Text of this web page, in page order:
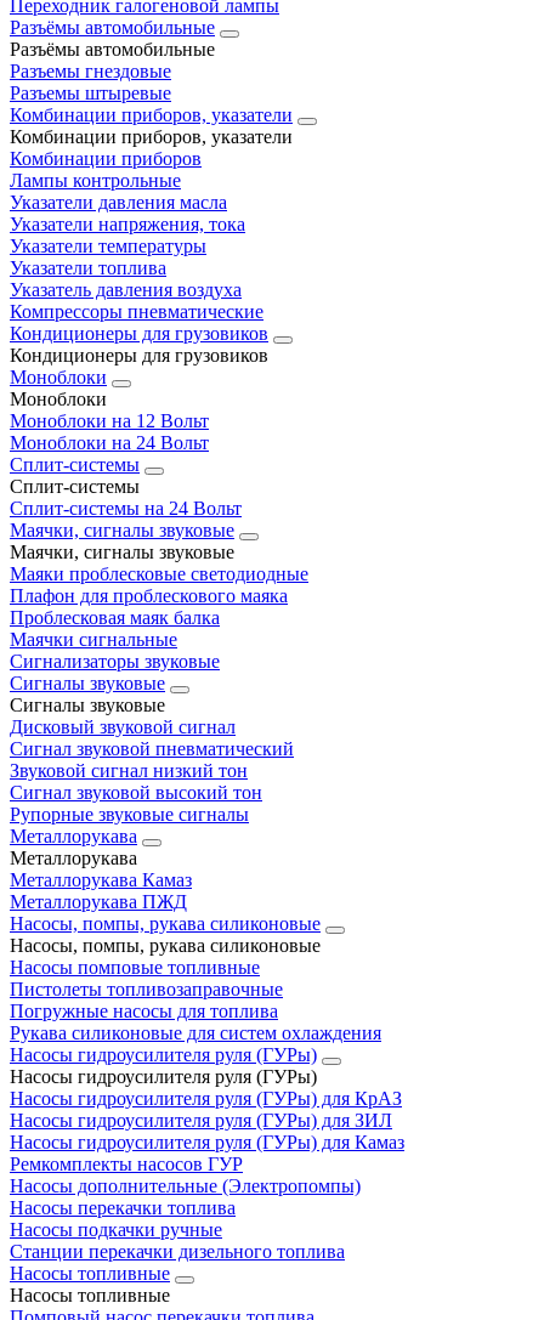
Переходник галогеновой лампы
Разъёмы автомобильные
Разъёмы автомобильные
Разъемы гнездовые
Разъемы штыревые
Комбинации приборов, указатели
Комбинации приборов, указатели
Комбинации приборов
Лампы контрольные
Указатели давления масла
Указатели напряжения, тока
Указатели температуры
Указатели топлива
Указатель давления воздуха
Компрессоры пневматические
Кондиционеры для грузовиков
Кондиционеры для грузовиков
Моноблоки
Моноблоки
Моноблоки на 12 Вольт
Моноблоки на 24 Вольт
Сплит-системы
Сплит-системы
Сплит‑системы на 24 Вольт
Маячки, сигналы звуковые
Маячки, сигналы звуковые
Маяки проблесковые светодиодные
Плафон для проблескового маяка
Проблесковая маяк балка
Маячки сигнальные
Сигнализаторы звуковые
Сигналы звуковые
Сигналы звуковые
Дисковый звуковой сигнал
Сигнал звуковой пневматический
Звуковой сигнал низкий тон
Сигнал звуковой высокий тон
Рупорные звуковые сигналы
Металлорукава
Металлорукава
Металлорукава Камаз
Металлорукава ПЖД
Насосы, помпы, рукава силиконовые
Насосы, помпы, рукава силиконовые
Насосы помповые топливные
Пистолеты топливозаправочные
Погружные насосы для топлива
Рукава силиконовые для систем охлаждения
Насосы гидроусилителя руля (ГУРы)
Насосы гидроусилителя руля (ГУРы)
Насосы гидроусилителя руля (ГУРы) для КрАЗ
Насосы гидроусилителя руля (ГУРы) для ЗИЛ
Насосы гидроусилителя руля (ГУРы) для Камаз
Ремкомплекты насосов ГУР
Насосы дополнительные (Электропомпы)
Насосы перекачки топлива
Насосы подкачки ручные
Станции перекачки дизельного топлива
Насосы топливные
Насосы топливные